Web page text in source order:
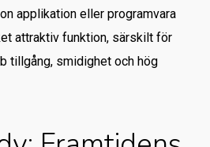
applikation eller programvara
attraktiv funktion, särskilt för
tillgång, smidighet och hög